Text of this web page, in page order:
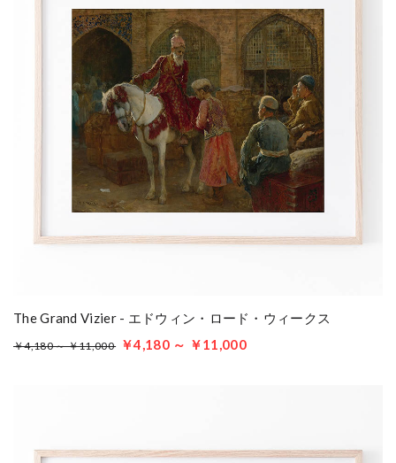
The Grand Vizier - エドウィン・ロード・ウィークス
￥4,180 ～ ￥11,000 ￥4,180 ～ ￥11,000